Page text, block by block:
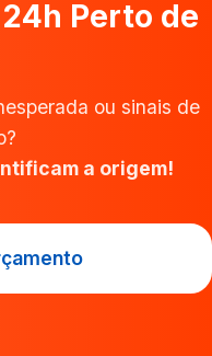
Perto de
ou sinais de
a origem!